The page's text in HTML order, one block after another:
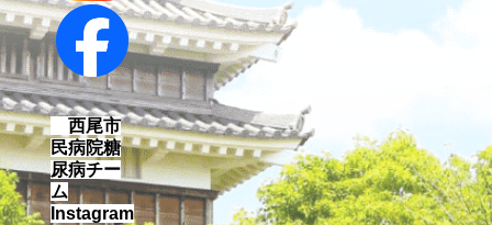
西尾市
民病院糖
尿病チー
ム
Instagram